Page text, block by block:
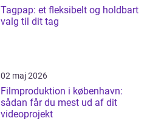
Tagpap: et fleksibelt og holdbart
valg til dit tag
02 maj 2026
Filmproduktion i københavn:
sådan får du mest ud af dit
videoprojekt